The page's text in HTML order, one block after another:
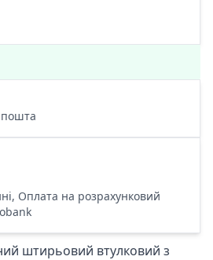
Оплата на розрахунковий
штирьовий втулковий з